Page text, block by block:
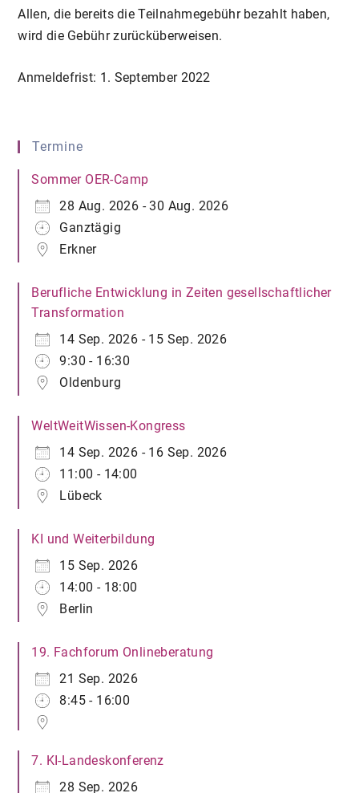
Allen, die bereits die Teilnahmegebühr bezahlt haben,
wird die Gebühr zurücküberweisen.
Anmeldefrist: 1. September 2022
Termine
Sommer OER-Camp
28 Aug. 2026 - 30 Aug. 2026
Ganztägig
Erkner
Berufliche Entwicklung in Zeiten gesellschaftlicher
Transformation
14 Sep. 2026 - 15 Sep. 2026
9:30 - 16:30
Oldenburg
WeltWeitWissen-Kongress
14 Sep. 2026 - 16 Sep. 2026
11:00 - 14:00
Lübeck
KI und Weiterbildung
15 Sep. 2026
14:00 - 18:00
Berlin
19. Fachforum Onlineberatung
21 Sep. 2026
8:45 - 16:00
7. KI-Landeskonferenz
28 Sep. 2026